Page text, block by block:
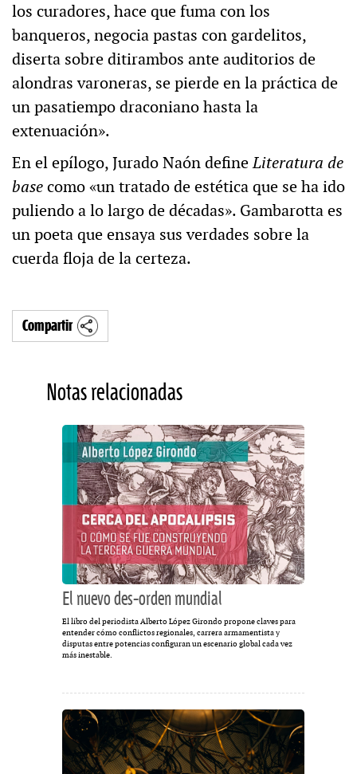
los curadores, hace que fuma con los
banqueros, negocia pastas con gardelitos,
diserta sobre ditirambos ante auditorios de
alondras varoneras, se pierde en la práctica de
un pasatiempo draconiano hasta la
extenuación».
En el epílogo, Jurado Naón defineLiteratura de
basecomo «un tratado de estética que se ha ido
puliendo a lo largo de décadas». Gambarotta es
un poeta que ensaya sus verdades sobre la
cuerda floja de la certeza.
Compartir
Notas relacionadas
El nuevo des-orden mundial
El libro del periodista Alberto López Girondo propone claves para
entender cómo conflictos regionales, carrera armamentista y
disputas entre potencias configuran un escenario global cada vez
más inestable.